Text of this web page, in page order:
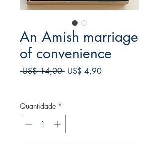
An Amish marriage
of convenience
US$ 14,00 Preço
US$ 4,90Preço
Quantidade *